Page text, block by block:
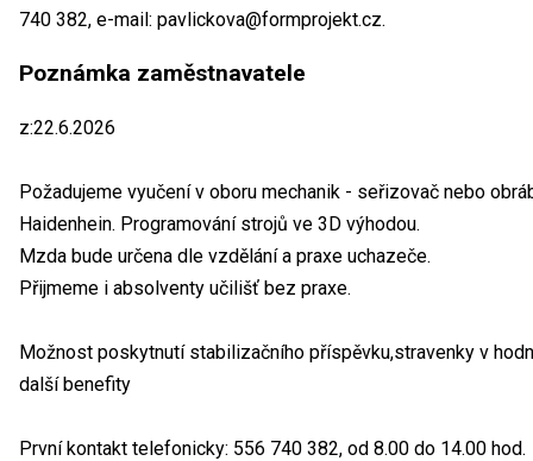
740 382, e-mail: pavlickova@formprojekt.cz.
Poznámka zaměstnavatele
z:22.6.2026
Požadujeme vyučení v oboru mechanik - seřizovač nebo
Haidenhein. Programování strojů ve 3D výhodou.
Mzda bude určena dle vzdělání a praxe uchazeče.
Přijmeme i absolventy učilišť bez praxe.
Možnost poskytnutí stabilizačního příspěvku,stravenky v
další benefity
První kontakt telefonicky: 556 740 382, od 8.00 do 14.00 hod.